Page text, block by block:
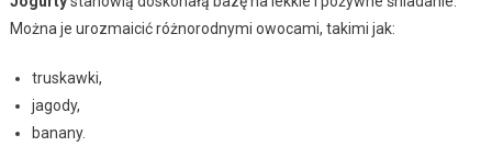
Można je urozmaicić różnorodnymi owocami, takimi jak:
truskawki,
jagody,
banany.